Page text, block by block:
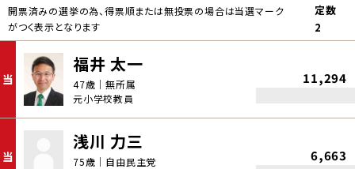
開票済みの選挙の為、得票順または無投票の場合は当選マーク
がつく表示となります
定数
2
当
福井 太一
47歳｜無所属
元小学校教員
11,294
当
浅川 力三
75歳｜自由民主党 6,663